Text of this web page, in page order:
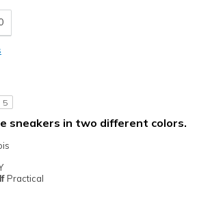
Feels true to width
Feels half size too big
5
sneakers in two different colors.
Practical